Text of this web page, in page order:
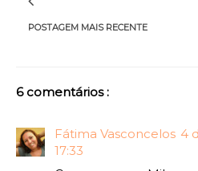
POSTAGEM MAIS RECENTE
6 comentários :
Fátima Vasconcelos 4
17:33